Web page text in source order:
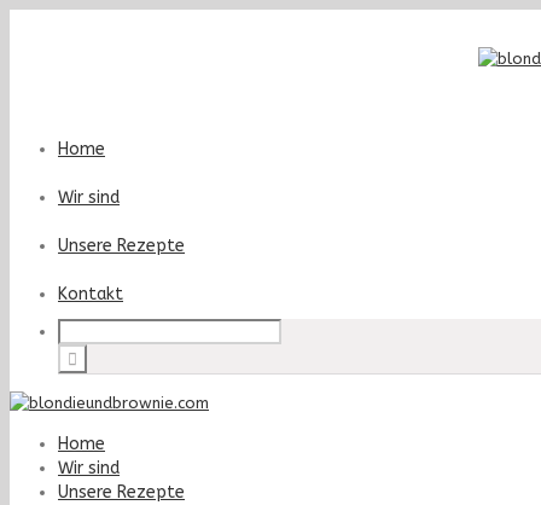
Home
Wir sind
Unsere Rezepte
Kontakt
Home
Wir sind
Unsere Rezepte